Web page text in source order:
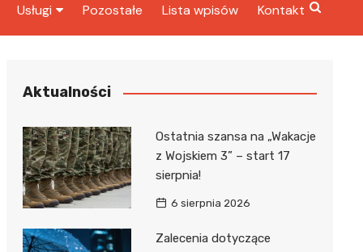
Usługi
Taxi
Pozostałe Lista wpisów Kontakt
Aktualności
Ostatnia szansa na „Wakacje
z Wojskiem 3” – start 17
sierpnia!
6 sierpnia 2026
Zalecenia dotyczące